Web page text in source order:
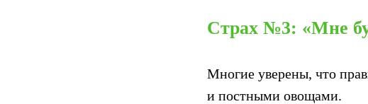
Страх №3: «Мне
Многие уверены, что
и постными овощами.